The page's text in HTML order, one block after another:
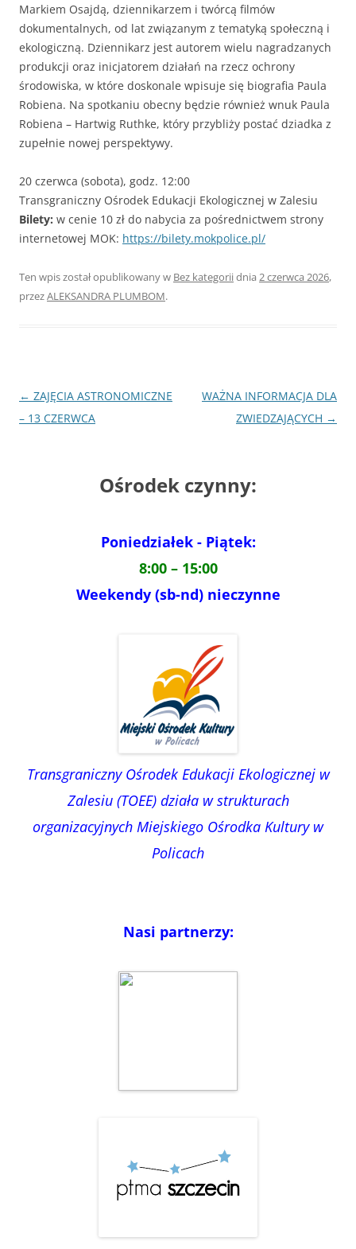
Markiem Osajdą, dziennikarzem i twórcą filmów
dokumentalnych, od lat związanym z tematyką społeczną i
ekologiczną. Dziennikarz jest autorem wielu nagradzanych
produkcji oraz inicjatorem działań na rzecz ochrony
środowiska, w które doskonale wpisuje się biografia Paula
Robiena. Na spotkaniu obecny będzie również wnuk Paula
Robiena – Hartwig Ruthke, który przybliży postać dziadka z
zupełnie nowej perspektywy.
20 czerwca (sobota), godz. 12:00
Transgraniczny Ośrodek Edukacji Ekologicznej w Zalesiu
Bilety: w cenie 10 zł do nabycia za pośrednictwem strony
internetowej MOK: https://bilety.mokpolice.pl/
Ten wpis został opublikowany w Bez kategoriidnia 2 czerwca 2026,
przezALEKSANDRA PLUMBOM.
Nawigacja
wpisu
← ZAJĘCIA ASTRONOMICZNE
– 13 CZERWCA
WAŻNA INFORMACJA DLA
ZWIEDZAJĄCYCH →
Ośrodek czynny:
Poniedziałek - Piątek:
8:00 – 15:00
Weekendy (sb-nd) nieczynne
Transgraniczny Ośrodek Edukacji Ekologicznej w
Zalesiu (TOEE) działa w strukturach
organizacyjnych Miejskiego Ośrodka Kultury w
Policach
Nasi partnerzy: